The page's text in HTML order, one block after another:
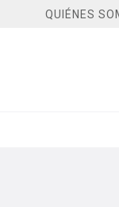
QUIÉNES